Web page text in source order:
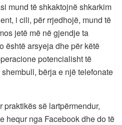
mund të shkaktojnë shkarkim
i cili, për rrjedhojë, mund të
jetë më në gjendje ta
është arsyeja dhe për këtë
potencialisht të
bërja e një telefonate
së lartpërmendur,
hequr nga Facebook dhe do të